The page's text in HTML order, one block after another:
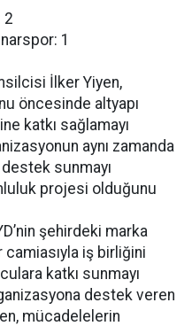
2
1
İlker Yiyen,
öncesinde altyapı
katkı sağlamayı
aynı zamanda
sunmayı
projesi olduğunu
şehirdeki marka
camiasıyla iş birliğini
katkı sunmayı
destek veren
mücadelelerin